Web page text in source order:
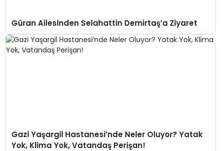
Güran Ailesinden Selahattin Demirtaş’a Ziyaret
Gazi Yaşargil Hastanesi’nde Neler Oluyor? Yatak
Yok, Klima Yok, Vatandaş Perişan!